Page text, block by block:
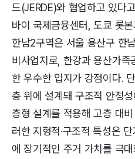
드(JERDE)와 협업하고 있다
바이 국제금융센터, 도쿄 롯
한남2구역은 서울 용산구 한
비사업지로, 한강과 용산가
한 우수한 입지가 강점이다.
층 위에 설계돼 구조적 안정
층형 설계를 적용해 고층 대
러한 지형적·구조적 특성은
에 장기적인 주거 가치를 극